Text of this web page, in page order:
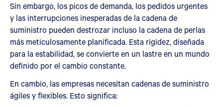
Sin embargo, los picos de demanda, los pedidos urgentes
y las interrupciones inesperadas de la cadena de
suministro pueden destrozar incluso la cadena de perlas
más meticulosamente planificada. Esta rigidez, diseñada
para la estabilidad, se convierte en un lastre en un mundo
definido por el cambio constante.
En cambio, las empresas necesitan cadenas de suministro
ágiles y flexibles. Esto significa: